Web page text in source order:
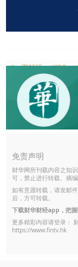
#一图解码 #IPO
免责声明
财华网所刊载内容之知
可，禁止进行转载、摘
如有意愿转载，请发邮
后，方可转载。
下载财华财经app，把
更多精彩内容请登录：
https://www.fintv.hk